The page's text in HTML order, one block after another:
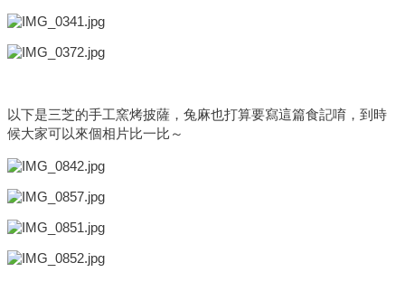
以下是三芝的手工窯烤披薩，兔麻也打算要寫這篇食記唷，到時
候大家可以來個相片比一比～